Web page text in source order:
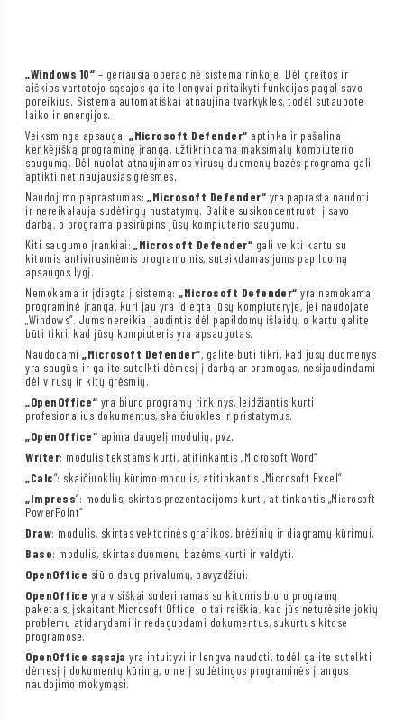
„Windows 10“ – geriausia operacinė sistema rinkoje. Dėl greitos ir
aiškios vartotojo sąsajos galite lengvai pritaikyti funkcijas pagal savo
poreikius. Sistema automatiškai atnaujina tvarkykles, todėl sutaupote
laiko ir energijos.
Veiksminga apsauga:„Microsoft Defender“ aptinka ir pašalina
kenkėjišką programinę įrangą, užtikrindama maksimalų kompiuterio
saugumą. Dėl nuolat atnaujinamos virusų duomenų bazės programa gali
aptikti net naujausias grėsmes.
Naudojimo paprastumas:„Microsoft Defender“ yra paprasta naudoti
ir nereikalauja sudėtingų nustatymų. Galite susikoncentruoti į savo
darbą, o programa pasirūpins jūsų kompiuterio saugumu.
Kiti saugumo įrankiai:„Microsoft Defender“ gali veikti kartu su
kitomis antivirusinėmis programomis, suteikdamas jums papildomą
apsaugos lygį.
Nemokama ir įdiegta į sistemą:„Microsoft Defender“ yra nemokama
programinė įranga, kuri jau yra įdiegta jūsų kompiuteryje, jei naudojate
„Windows“. Jums nereikia jaudintis dėl papildomų išlaidų, o kartu galite
būti tikri, kad jūsų kompiuteris yra apsaugotas.
Naudodami„Microsoft Defender“, galite būti tikri, kad jūsų duomenys
yra saugūs, ir galite sutelkti dėmesį į darbą ar pramogas, nesijaudindami
dėl virusų ir kitų grėsmių.
„OpenOffice“ yra biuro programų rinkinys, leidžiantis kurti
profesionalius dokumentus, skaičiuokles ir pristatymus.
„OpenOffice“ apima daugelį modulių, pvz.
Writer: modulis tekstams kurti, atitinkantis „Microsoft Word“
„Calc“: skaičiuoklių kūrimo modulis, atitinkantis „Microsoft Excel“
„Impress“: modulis, skirtas prezentacijoms kurti, atitinkantis „Microsoft
PowerPoint“
Draw: modulis, skirtas vektorinės grafikos, brėžinių ir diagramų kūrimui,
Base: modulis, skirtas duomenų bazėms kurti ir valdyti.
OpenOffice siūlo daug privalumų, pavyzdžiui:
OpenOffice yra visiškai suderinamas su kitomis biuro programų
paketais, įskaitant Microsoft Office, o tai reiškia, kad jūs neturėsite jokių
problemų atidarydami ir redaguodami dokumentus, sukurtus kitose
programose.
OpenOffice sąsaja yra intuityvi ir lengva naudoti, todėl galite sutelkti
dėmesį į dokumentų kūrimą, o ne į sudėtingos programinės įrangos
naudojimo mokymąsi.